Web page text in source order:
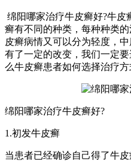
绵阳哪家治疗牛皮癣好?牛皮
癣有不同的种类，每种种类
皮癣病情又可以分为轻度，
有了一定的改变，我们一定
么牛皮癣患者如何选择治疗
绵阳哪家治疗牛皮癣好?
1.初发牛皮癣
当患者已经确诊自己得了牛